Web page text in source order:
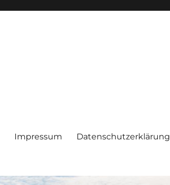
Impressum Datenschutzerklärung